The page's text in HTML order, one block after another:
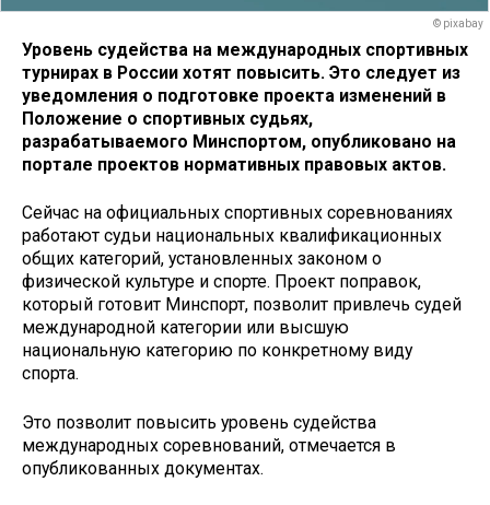
© pixabay
Уровень судейства на международных спортивных
турнирах в России хотят повысить. Это следует из
уведомления о подготовке проекта изменений в
Положение о спортивных судьях,
разрабатываемого Минспортом, опубликовано на
портале проектов нормативных правовых актов.
Сейчас на официальных спортивных соревнованиях
работают судьи национальных квалификационных
общих категорий, установленных законом о
физической культуре и спорте. Проект поправок,
который готовит Минспорт, позволит привлечь судей
международной категории или высшую
национальную категорию по конкретному виду
спорта.
Это позволит повысить уровень судейства
международных соревнований, отмечается в
опубликованных документах.